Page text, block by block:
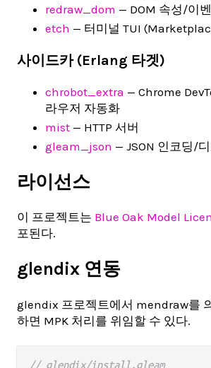
redraw_dom — DOM 속성/이
etch — 터미널 TUI
사이드카 (Erlang 타겟)
chrobot_extra — Chrome
라우저 자동화
mist — HTTP 서버
gleam_json — JSON 인코딩/
라이선스
이 프로젝트는 Blue Oak Model
포된다.
glendix 연동
glendix 프로젝트에서 mendraw를
하면 MPK 처리를 위임할 수 있다.
// glendix/install.gleam